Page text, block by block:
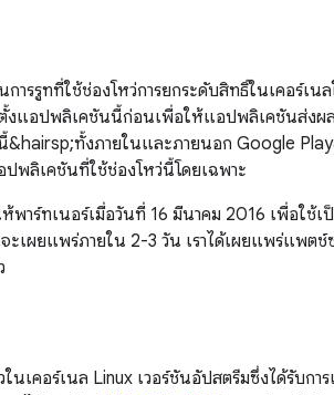
ารรูทที่ใช้ช่องโหว่การยกระดับสิทธิ์ในเคอร์
งแอปพลิเคชันนี้ก่อนเพื่อให้แอปพลิเคชันส่งผ
&hairsp;ทั้งภายในและภายนอก Google
ปพลิเคชันที่ใช้ช่องโหว่นี้โดยเฉพาะ
พาร์ทเนอร์เมื่อวันที่ 16 มีนาคม 2016 เพื่อใช้
จะเผยแพร่ภายใน 2-3 วัน เราได้เผยแพร่แพต
คอร์เนล Linux เวอร์ชันอัปสตรีมซึ่งได้รับกา